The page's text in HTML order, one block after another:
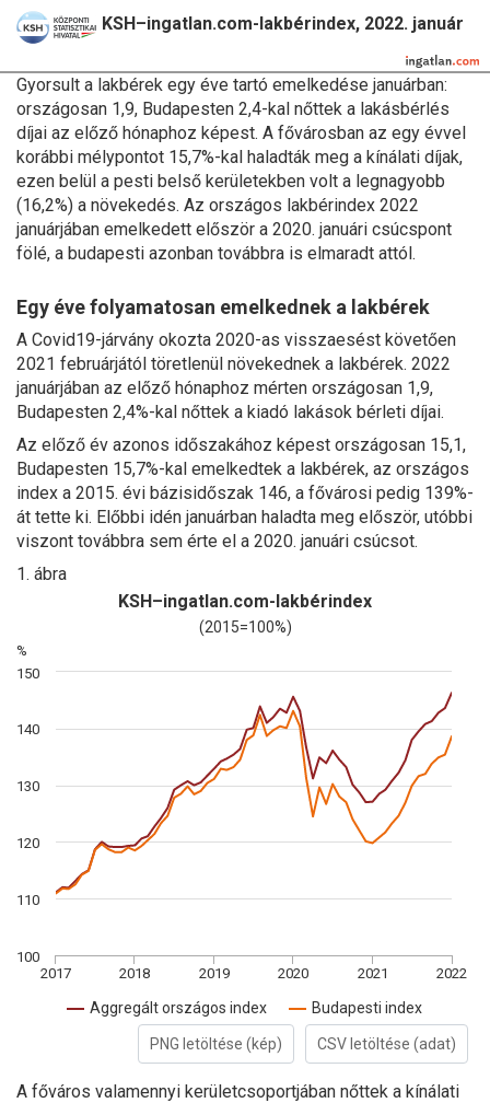
KSH–ingatlan.com-lakbérindex, 2022. január
Gyorsult a lakbérek egy éve tartó emelkedése januárban:
országosan 1,9, Budapesten 2,4-kal nőttek a lakásbérlés
díjai az előző hónaphoz képest. A fővárosban az egy évvel
korábbi mélypontot 15,7%-kal haladták meg a kínálati díjak,
ezen belül a pesti belső kerületekben volt a legnagyobb
(16,2%) a növekedés. Az országos lakbérindex 2022
januárjában emelkedett először a 2020. januári csúcspont
fölé, a budapesti azonban továbbra is elmaradt attól.
Egy éve folyamatosan emelkednek a lakbérek
A Covid19-járvány okozta 2020-as visszaesést követően
2021 februárjától töretlenül növekednek a lakbérek. 2022
januárjában az előző hónaphoz mérten országosan 1,9,
Budapesten 2,4%-kal nőttek a kiadó lakások bérleti díjai.
Az előző év azonos időszakához képest országosan 15,1,
Budapesten 15,7%-kal emelkedtek a lakbérek, az országos
index a 2015. évi bázisidőszak 146, a fővárosi pedig 139%-
át tette ki. Előbbi idén januárban haladta meg először, utóbbi
viszont továbbra sem érte el a 2020. januári csúcsot.
1. ábra
%
KSH–ingatlan.com-lakbérindex
(2015=100%)
Aggregált országos index Budapesti index
2017 2018 2019 2020 2021 2022
100
110
120
130
140
150
PNG letöltése (kép) CSV letöltése (adat)
A főváros valamennyi kerületcsoportjában nőttek a kínálati